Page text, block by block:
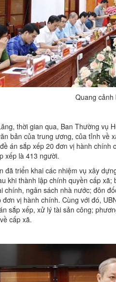
Quang cảnh
thời gian qua, Ban Thường vụ
bản của trung ương, của tỉnh về
án sắp xếp 20 đơn vị hành
xếp là 413 người.
đã triển khai các nhiệm vụ xây
khi thành lập chính quyền cấp
chính, ngân sách nhà nước; đôn
vị hành chính. Cùng với đó,
sắp xếp, xử lý tài sản công;
cấp xã.